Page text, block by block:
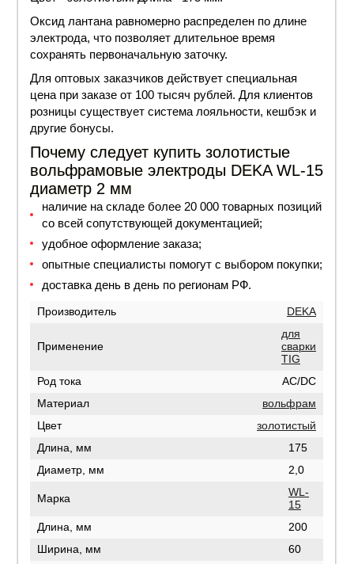
Оксид лантана равномерно распределен по длине
электрода, что позволяет длительное время
сохранять первоначальную заточку.
Для оптовых заказчиков действует специальная
цена при заказе от 100 тысяч рублей. Для клиентов
розницы существует система лояльности, кешбэк и
другие бонусы.
Почему следует купить золотистые
вольфрамовые электроды DEKA WL-15
диаметр 2 мм
наличие на складе более 20 000 товарных позиций
со всей сопутствующей документацией;
удобное оформление заказа;
опытные специалисты помогут с выбором покупки;
доставка день в день по регионам РФ.
Производитель DEKA
Применение
для
сварки
TIG
Род тока
AC/DC
Материал
вольфрам
Цвет
золотистый
Длина, мм
175
Диаметр, мм
2,0
Марка
WL-
15
Длина, мм
200
Ширина, мм
60